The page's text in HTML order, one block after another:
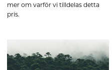
mer om varför vi tilldelas detta
pris.